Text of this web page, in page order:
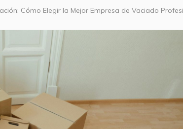
Cómo Elegir la Mejor Empresa de Vaciado